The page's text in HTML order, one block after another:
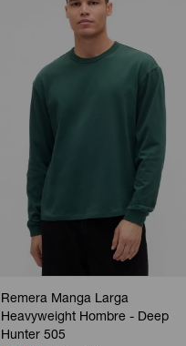
Remera Manga Larga
Heavyweight Hombre - Deep
Hunter 505